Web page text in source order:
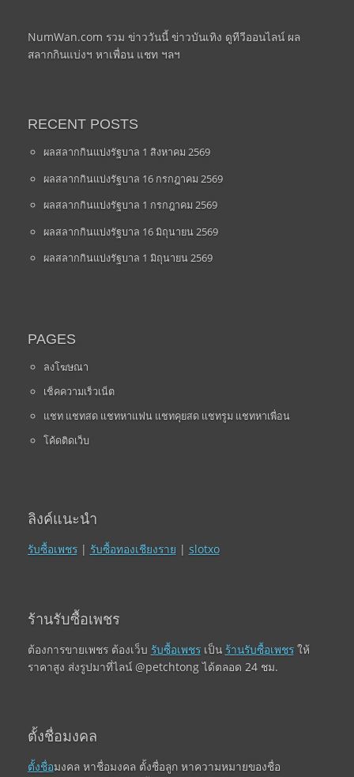
NumWan.com รวม ข่าววันนี้ ข่าวบันเทิง ดูทีวีออนไลน์ ผล
สลากกินแบ่งฯ หาเพื่อน แชท ฯลฯ
RECENT POSTS
ผลสลากกินแบ่งรัฐบาล 1 สิงหาคม 2569
ผลสลากกินแบ่งรัฐบาล 16 กรกฎาคม 2569
ผลสลากกินแบ่งรัฐบาล 1 กรกฎาคม 2569
ผลสลากกินแบ่งรัฐบาล 16 มิถุนายน 2569
ผลสลากกินแบ่งรัฐบาล 1 มิถุนายน 2569
PAGES
ลงโฆษณา
เช็คความเร็วเน็ต
แชท แชทสด แชทหาแฟน แชทคุยสด แชทรูม แชทหาเพื่อน
โค้ดติดเว็บ
ลิงค์แนะนำ
รับซื้อเพชร| รับซื้อทองเชียงราย | slotxo
ร้านรับซื้อเพชร
ต้องการขายเพชร ต้องเว็บ รับซื้อเพชรเป็น ร้านรับซื้อเพชรให้
ราคาสูง ส่งรูปมาที่ไลน์ @petchtong ได้ตลอด 24 ชม.
ตั้งชื่อมงคล
ตั้งชื่อมงคล หาชื่อมงคล ตั้งชื่อลูก หาความหมายของชื่อ